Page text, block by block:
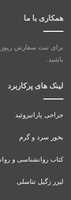
همکاری با ما
برای ثبت سفارش
باشید.
لینک های پرکاربرد
جراحی پاراتیروئید
بخور سرد و گرم
کتاب روانشناسی و
لیزر زگیل تناسلی